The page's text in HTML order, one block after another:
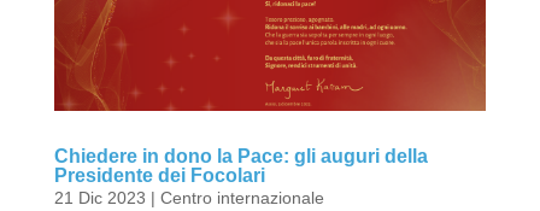
Chiedere in dono la Pace: gli auguri della
Presidente dei Focolari
21 Dic 2023 | Centro internazionale